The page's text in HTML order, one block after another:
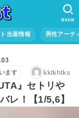
当落情報 男性アーテ
SEARCH
ます kktkhtks
』セトリや
レ！【1/5,6】